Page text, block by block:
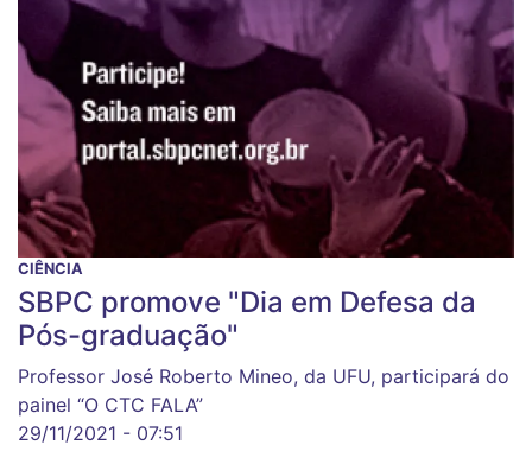
CIÊNCIA
SBPC promove "Dia em Defesa da
Pós-graduação"
Professor José Roberto Mineo, da UFU, participará do
painel “O CTC FALA”
29/11/2021 - 07:51